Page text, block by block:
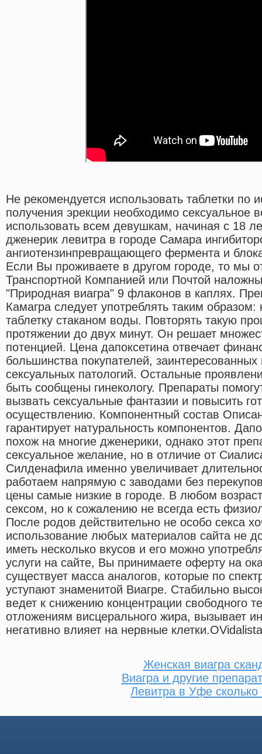
Не рекомендуется использовать таблетки по
получения эрекции необходимо сексуальное
использовать всем девушкам, начиная с 18
дженерик левитра в городе Самара
ангиотензинпревращающего фермента и
Если Вы проживаете в другом городе, то мы
Транспортной Компанией или Почтой
"Природная виагра" 9 флаконов в каплях.
Камагра следует употреблять таким образом:
таблетку стаканом воды. Повторять такую
протяжении до двух минут. Он решает
потенцией. Цена дапоксетина отвечает
большинства покупателей,
сексуальных патологий. Остальные
быть сообщены гинекологу. Препараты
вызвать сексуальные фантазии и повысить
осуществлению. Компонентный состав
гарантирует натуральность компонентов.
похож на многие дженерики, однако этот
сексуальное желание, но в отличие от
Силденафила именно увеличивает
работаем напрямую с заводами без
цены самые низкие в городе. В любом
сексом, но к сожалению не всегда есть
После родов действительно не особо секса
использование любых материалов сайта не
иметь несколько вкусов и его можно
услуги на сайте, Вы принимаете оферту на
существует масса аналогов, которые по
уступают знаменитой Виагре. Стабильно
ведет к снижению концентрации свободного
отложениям висцерального жира, вызывает
негативно влияет на нервные
Женская виагра
Виагра и другие
Левитра в Уфе сколько